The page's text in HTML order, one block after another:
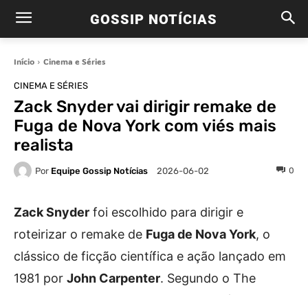
GOSSIP NOTÍCIAS
Início Cinema e Séries
CINEMA E SÉRIES
Zack Snyder vai dirigir remake de
Fuga de Nova York com viés mais
realista
Por Equipe Gossip Notícias 2026-06-02 0
Zack Snyder foi escolhido para dirigir e
roteirizar o remake de Fuga de Nova York, o
clássico de ficção científica e ação lançado em
1981 por John Carpenter. Segundo o The